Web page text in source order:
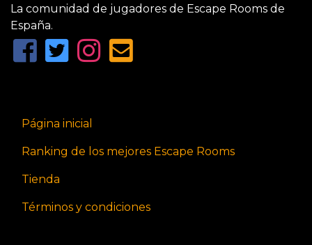
La comunidad de jugadores de Escape Rooms de
España.
Página inicial
Ranking de los mejores Escape Rooms
Tienda
Términos y condiciones